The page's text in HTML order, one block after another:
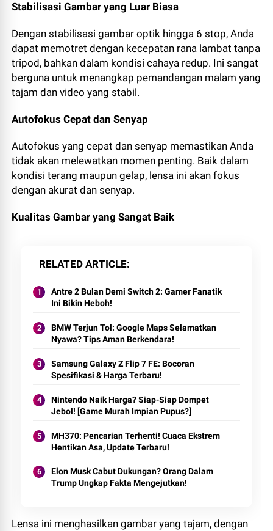
Stabilisasi Gambar yang Luar Biasa
Dengan stabilisasi gambar optik hingga 6 stop, Anda
dapat memotret dengan kecepatan rana lambat tanpa
tripod, bahkan dalam kondisi cahaya redup. Ini sangat
berguna untuk menangkap pemandangan malam yang
tajam dan video yang stabil.
Autofokus Cepat dan Senyap
Autofokus yang cepat dan senyap memastikan Anda
tidak akan melewatkan momen penting. Baik dalam
kondisi terang maupun gelap, lensa ini akan fokus
dengan akurat dan senyap.
Kualitas Gambar yang Sangat Baik
RELATED ARTICLE
Antre 2 Bulan Demi Switch 2: Gamer Fanatik
Ini Bikin Heboh!
BMW Terjun Tol: Google Maps Selamatkan
Nyawa? Tips Aman Berkendara!
Samsung Galaxy Z Flip 7 FE: Bocoran
Spesifikasi & Harga Terbaru!
Nintendo Naik Harga? Siap-Siap Dompet
Jebol! [Game Murah Impian Pupus?]
MH370: Pencarian Terhenti! Cuaca Ekstrem
Hentikan Asa, Update Terbaru!
Elon Musk Cabut Dukungan? Orang Dalam
Trump Ungkap Fakta Mengejutkan!
Lensa ini menghasilkan gambar yang tajam, dengan